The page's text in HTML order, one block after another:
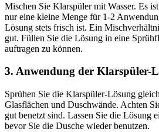
Mischen Sie Klarspüler mit Wasser. Es
nur eine kleine Menge für 1-2
Lösung stets frisch ist. Ein
gut. Füllen Sie die Lösung in eine
auftragen zu können.
3. Anwendung der Klarspüler-
Sprühen Sie die Klarspüler-Lösung
Glasflächen und Duschwände. Achten
gut benetzt sind. Lassen Sie die Lösung
bevor Sie die Dusche wieder benutzen.